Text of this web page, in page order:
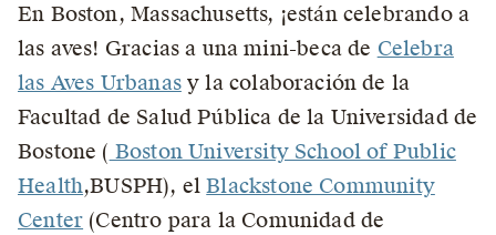
En Boston, Massachusetts, ¡están celebrando a
las aves! Gracias a una mini-beca de Celebra
las Aves Urbanasy la colaboración de la
Facultad de Salud Pública de la Universidad de
Bostone ( Boston University School of Public
Health,BUSPH), elBlackstone Community
Center (Centro para la Comunidad de